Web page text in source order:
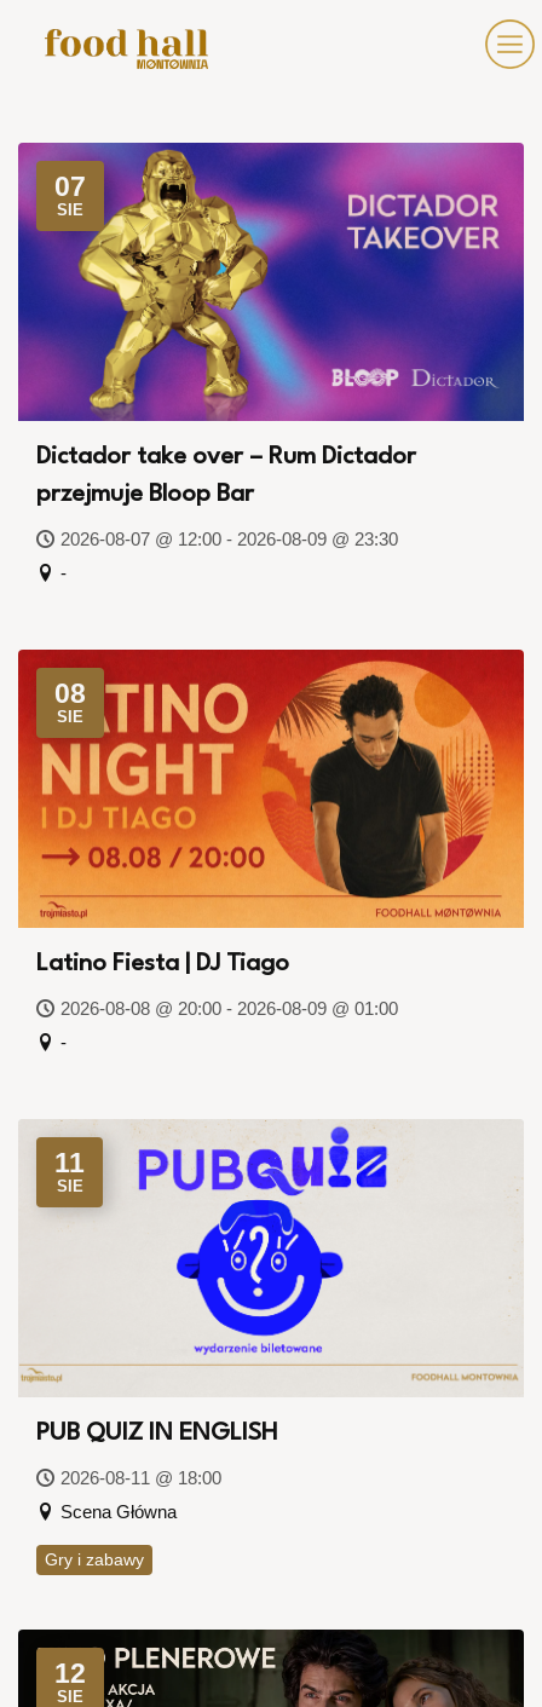
07
SIE
Dictador take over – Rum Dictador
przejmuje Bloop Bar
2026-08-07 @ 12:00 - 2026-08-09 @ 23:30
-
08
SIE
Latino Fiesta | DJ Tiago
2026-08-08 @ 20:00 - 2026-08-09 @ 01:00
-
11
SIE
PUB QUIZ IN ENGLISH
2026-08-11 @ 18:00
Scena Główna
Gry i zabawy
12
SIE